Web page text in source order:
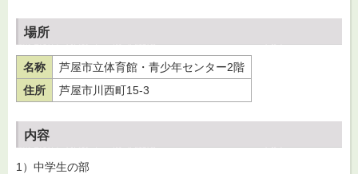
場所
名称
芦屋市立体育館・青少年センター2階
住所
芦屋市川西町15-3
内容
1）中学生の部